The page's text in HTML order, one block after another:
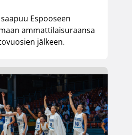
Espooseen
ammattilaisuraansa
jälkeen.